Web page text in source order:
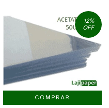
12%
OFF
COMPRAR